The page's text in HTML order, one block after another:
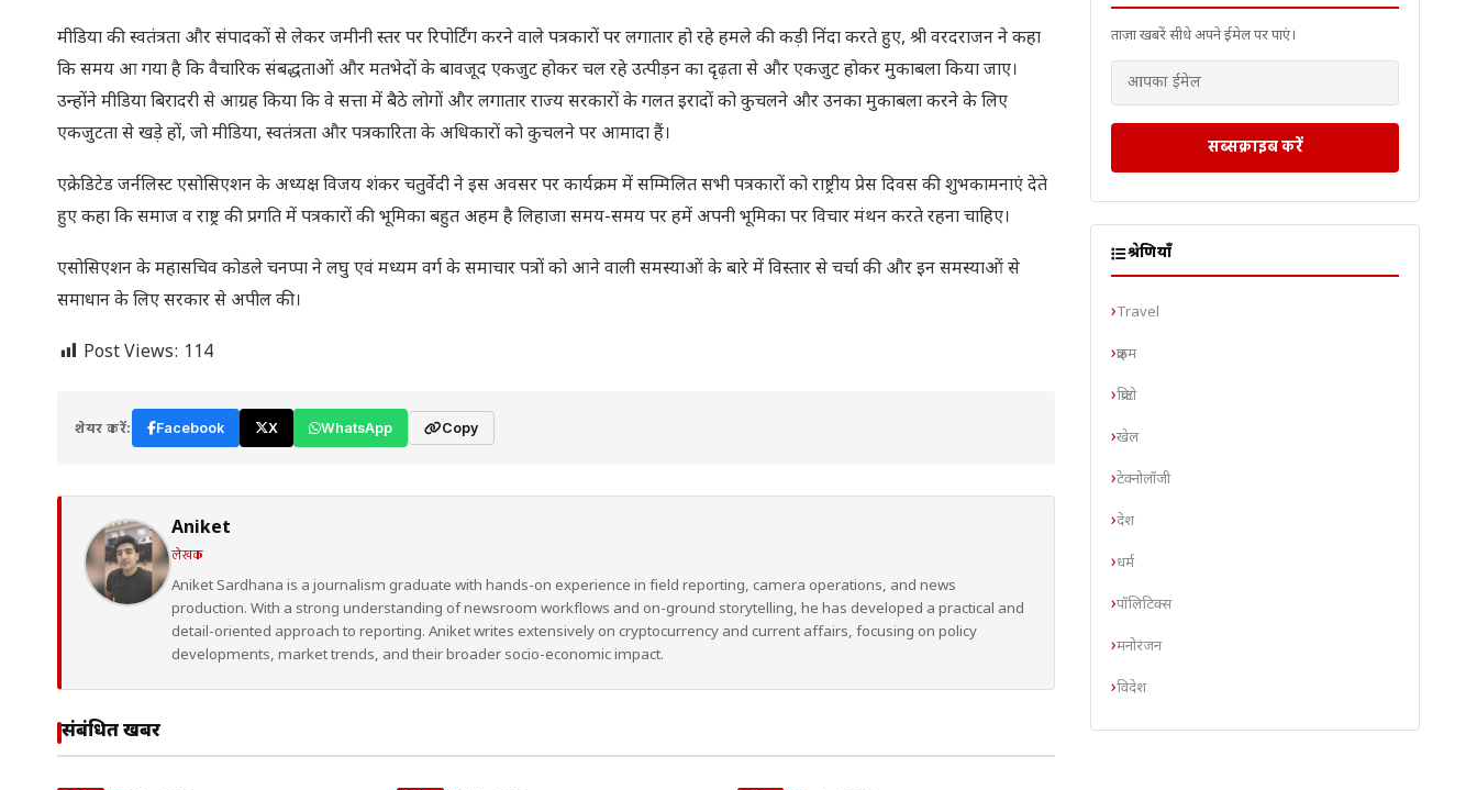
मीडिया की स्वतंत्रता और संपादकों से लेकर जमीनी स्तर पर रिपोर्टिंग करने वाले पत्रकारों पर लगातार हो रहे हमले की कड़ी निंदा करते हुए, श्री वरदराजन ने कहा
कि समय आ गया है कि वैचारिक संबद्धताओं और मतभेदों के बावजूद एकजुट होकर चल रहे उत्पीड़न का दृढ़ता से और एकजुट होकर मुकाबला किया जाए।
उन्होंने मीडिया बिरादरी से आग्रह किया कि वे सत्ता में बैठे लोगों और लगातार राज्य सरकारों के गलत इरादों को कुचलने और उनका मुकाबला करने के लिए
एकजुटता से खड़े हों, जो मीडिया, स्वतंत्रता और पत्रकारिता के अधिकारों को कुचलने पर आमादा हैं।
एक्रेडिटेड जर्नलिस्ट एसोसिएशन के अध्यक्ष विजय शंकर चतुर्वेदी ने इस अवसर पर कार्यक्रम में सम्मिलित सभी पत्रकारों को राष्ट्रीय प्रेस दिवस की शुभकामनाएं देते
हुए कहा कि समाज व राष्ट्र की प्रगति में पत्रकारों की भूमिका बहुत अहम है लिहाजा समय-समय पर हमें अपनी भूमिका पर विचार मंथन करते रहना चाहिए।
एसोसिएशन के महासचिव कोडले चनप्पा ने लघु एवं मध्यम वर्ग के समाचार पत्रों को आने वाली समस्याओं के बारे में विस्तार से चर्चा की और इन समस्याओं से
समाधान के लिए सरकार से अपील की।
Post Views: 114
शेयर करें: Facebook X WhatsApp Copy
Aniket
लेखक
Aniket Sardhana is a journalism graduate with hands-on experience in field reporting, camera operations, and news
production. With a strong understanding of newsroom workflows and on-ground storytelling, he has developed a practical and
detail-oriented approach to reporting. Aniket writes extensively on cryptocurrency and current affairs, focusing on policy
developments, market trends, and their broader socio-economic impact.
संबंधित खबरें
ताज़ा खबरें सीधे अपने ईमेल पर पाएं।
सब्सक्राइब करें
श्रेणियाँ
Travel
क्राइम
क्रिप्टो
खेल
टेक्नोलॉजी
देश
धर्म
पॉलिटिक्स
मनोरंजन
विदेश